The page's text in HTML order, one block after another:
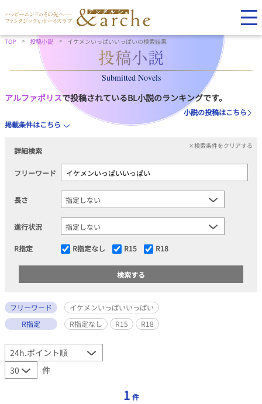
TOP 投稿小説 イケメンいっぱいいっぱいの検索結果
Submitted Novels
アルファポリスで投稿されているBL小説のランキングです。
小説の投稿はこちら
掲載条件はこちら
詳細検索
×検索条件をクリアする
フリーワード
長さ
進行状況
R指定 R指定なし R15 R18
フリーワード
イケメンいっぱいいっぱい
R指定
R指定なし R15 R18
件
1 件